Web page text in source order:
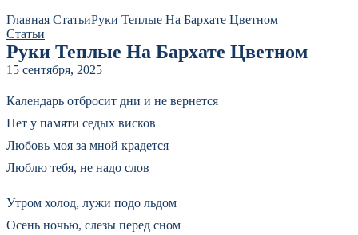
Главная СтатьиРуки Теплые На Бархате Цветном
Статьи
Руки Теплые На Бархате Цветном
15 сентября, 2025
Календарь отбросит дни и не вернется
Нет у памяти седых висков
Любовь моя за мной крадется
Люблю тебя, не надо слов
Утром холод, лужи подо льдом
Осень ночью, слезы перед сном